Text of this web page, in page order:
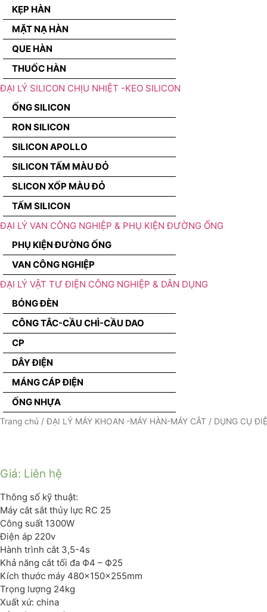
KẸP HÀN
MẶT NẠ HÀN
QUE HÀN
THUỐC HÀN
ĐẠI LÝ SILICON CHỊU NHIỆT -KEO SILICON
ỐNG SILICON
RON SILICON
SILICON APOLLO
SILICON TẤM MÀU ĐỎ
SLICON XỐP MÀU ĐỎ
TẤM SILICON
ĐẠI LÝ VAN CÔNG NGHIỆP & PHỤ KIỆN ĐƯỜNG ỐNG
PHỤ KIỆN ĐƯỜNG ỐNG
VAN CÔNG NGHIỆP
ĐẠI LÝ VẬT TƯ ĐIỆN CÔNG NGHIỆP & DÂN DỤNG
BÓNG ĐÈN
CÔNG TẮC-CẦU CHÌ-CẦU DAO
CP
DÂY ĐIỆN
MÁNG CÁP ĐIỆN
ỐNG NHỰA
Trang chủ /ĐẠI LÝ MÁY KHOAN -MÁY HÀN-MÁY CẮT / DỤNG CỤ
Giá: Liên hệ
Thông số kỹ thuật:
Máy cắt sắt thủy lực RC 25
Công suất 1300W
Điện áp 220v
Hành trình cắt 3,5-4s
Khả năng cắt tối đa Ф4 – Ф25
Kích thước máy 480x150x255mm
Trọng lượng 24kg
Xuất xứ: china